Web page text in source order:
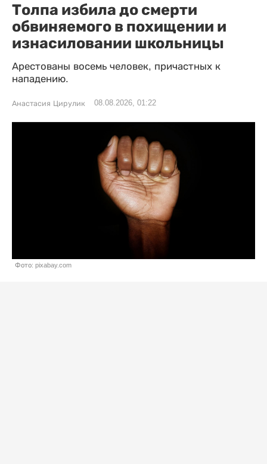
Толпа избила до смерти
обвиняемого в похищении и
изнасиловании школьницы
Арестованы восемь человек, причастных к
нападению.
Анастасия Цирулик 08.08.2026, 01:22
Фото: pixabay.com